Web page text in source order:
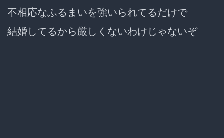
不相応なふるまいを強いられてるだけで
結婚してるから厳しくないわけじゃないぞ